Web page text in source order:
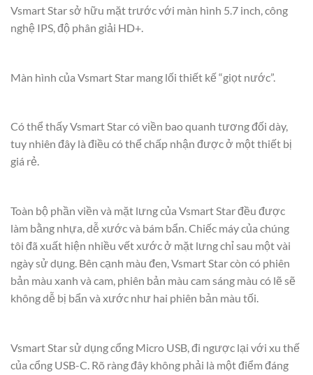
Vsmart Star sở hữu mặt trước với màn hình 5.7 inch, công
nghệ IPS, độ phân giải HD+.
Màn hình của Vsmart Star mang lối thiết kế “giọt nước”.
Có thể thấy Vsmart Star có viền bao quanh tương đối dày,
tuy nhiên đây là điều có thể chấp nhận được ở một thiết bị
giá rẻ.
Toàn bộ phần viền và mặt lưng của Vsmart Star đều được
làm bằng nhựa, dễ xước và bám bẩn. Chiếc máy của chúng
tôi đã xuất hiện nhiều vết xước ở mặt lưng chỉ sau một vài
ngày sử dụng. Bên cạnh màu đen, Vsmart Star còn có phiên
bản màu xanh và cam, phiên bản màu cam sáng màu có lẽ sẽ
không dễ bị bẩn và xước như hai phiên bản màu tối.
Vsmart Star sử dụng cổng Micro USB, đi ngược lại với xu thế
của cổng USB-C. Rõ ràng đây không phải là một điểm đáng